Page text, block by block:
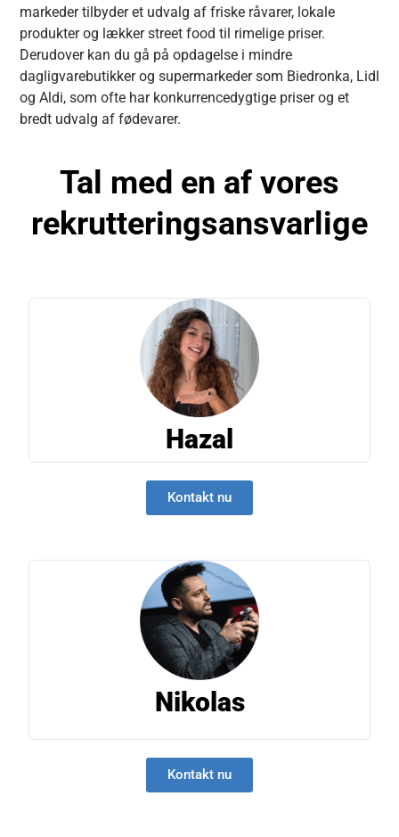
markeder tilbyder et udvalg af friske råvarer, lokale
produkter og lækker street food til rimelige priser.
Derudover kan du gå på opdagelse i mindre
dagligvarebutikker og supermarkeder som Biedronka, Lidl
og Aldi, som ofte har konkurrencedygtige priser og et
bredt udvalg af fødevarer.
Tal med en af vores
rekrutteringsansvarlige
Hazal
Kontakt nu
Nikolas
Kontakt nu